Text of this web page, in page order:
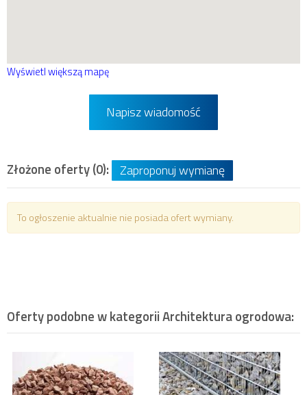
Wyświetl większą mapę
Napisz wiadomość
Złożone oferty (0): Zaproponuj wymianę
To ogłoszenie aktualnie nie posiada ofert wymiany.
Oferty podobne w kategoriiArchitektura ogrodowa: